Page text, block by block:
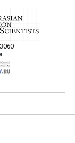
—
в
журнале
научных статей в